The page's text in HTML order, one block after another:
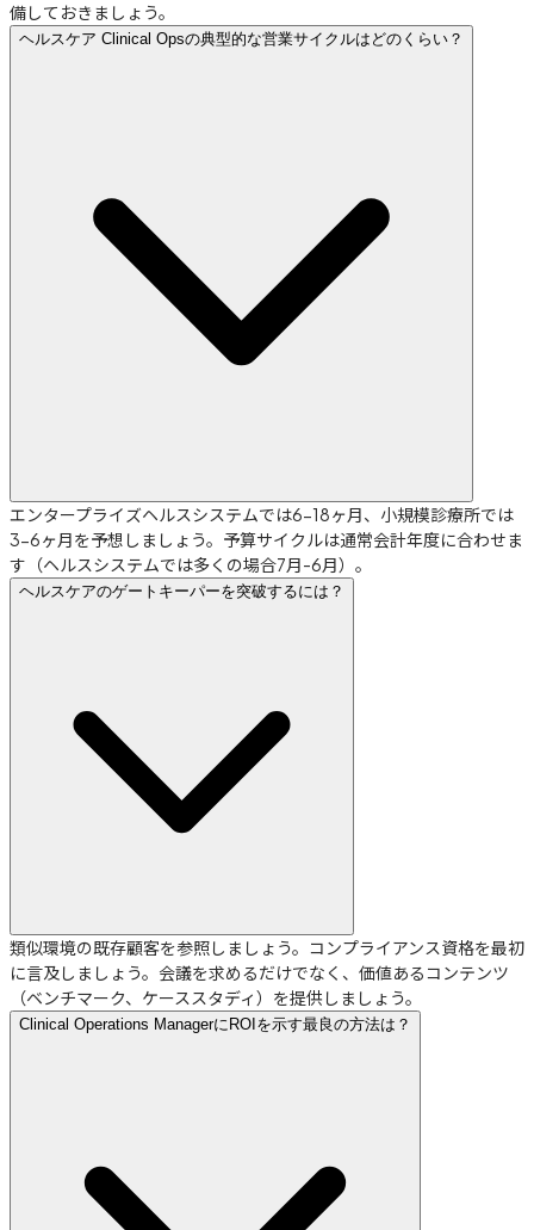
備しておきましょう。
ヘルスケア Clinical Opsの典型的な営業サイクルはどのくらい？
エンタープライズヘルスシステムでは6-18ヶ月、小規模診療所では
3-6ヶ月を予想しましょう。予算サイクルは通常会計年度に合わせま
す（ヘルスシステムでは多くの場合7月-6月）。
ヘルスケアのゲートキーパーを突破するには？
類似環境の既存顧客を参照しましょう。コンプライアンス資格を最初
に言及しましょう。会議を求めるだけでなく、価値あるコンテンツ
（ベンチマーク、ケーススタディ）を提供しましょう。
Clinical Operations ManagerにROIを示す最良の方法は？